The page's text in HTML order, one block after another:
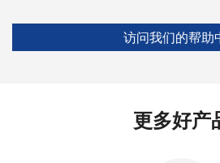
访问我们的帮助
更多好产